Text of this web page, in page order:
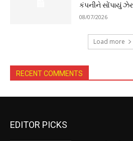
કંપનીને સોંપાયું ઝેર
08/07/2026
Load more
RECENT COMMENTS
EDITOR PICKS